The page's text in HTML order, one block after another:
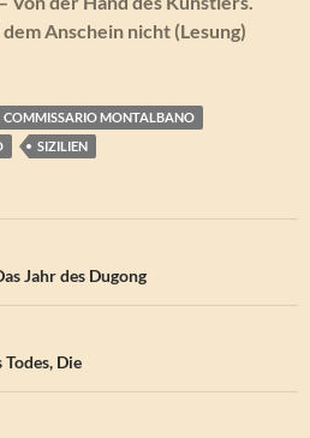
Anschein nicht (Lesung)
COMMISSARIO MONTALBANO
SIZILIEN
Jahr des Dugong
Die